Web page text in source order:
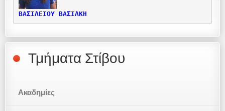
ΒΑΣΙΛΕΙΟΥ ΒΑΣΙΛΚΗ
Τμήματα Στίβου
Ακαδημίες